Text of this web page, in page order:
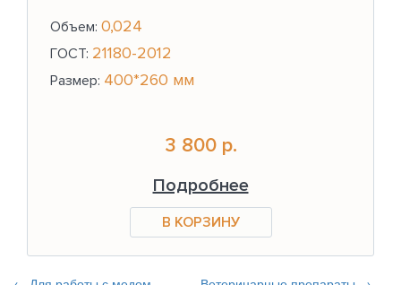
Объем: 0,024
ГОСТ: 21180-2012
Размер: 400*260 мм
3 800 р.
Подробнее